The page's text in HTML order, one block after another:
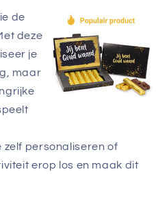
de
deze
je
maar
zelf personaliseren of
erop los en maak dit